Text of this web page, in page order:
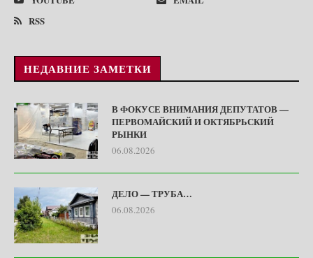
RSS
НЕДАВНИЕ ЗАМЕТКИ
В ФОКУСЕ ВНИМАНИЯ ДЕПУТАТОВ —
ПЕРВОМАЙСКИЙ И ОКТЯБРЬСКИЙ
РЫНКИ
06.08.2026
ДЕЛО — ТРУБА…
06.08.2026